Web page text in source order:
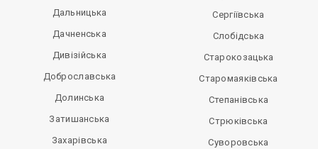
Дальницька
Дачненська
Дивізійська
Доброславська
Долинська
Затишанська
Захарівська
Сергіївська
Слобідська
Старокозацька
Старомаяківська
Степанівська
Стрюківська
Суворовська